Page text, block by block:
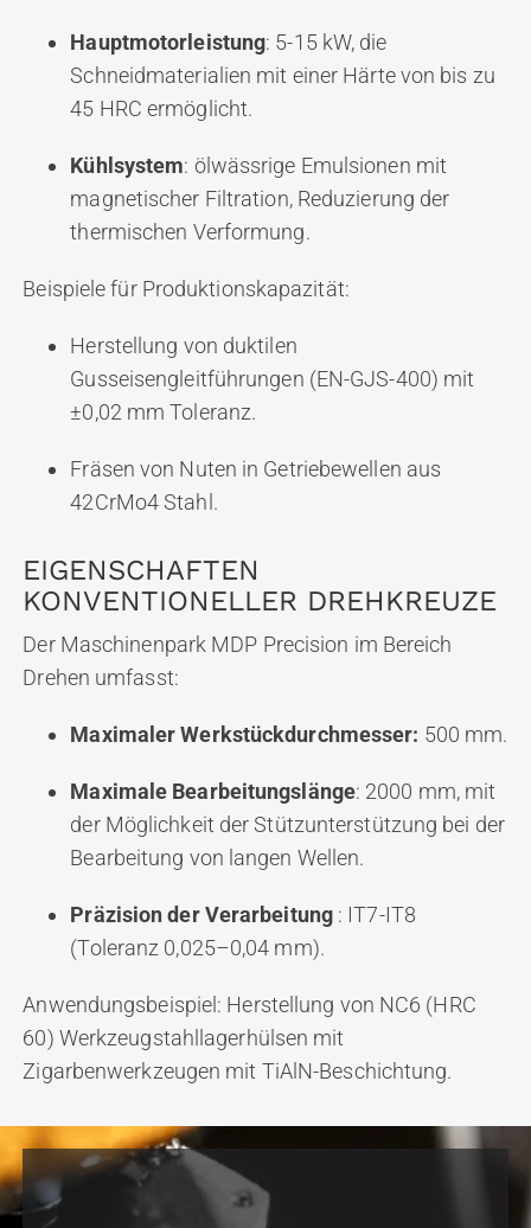
Hauptmotorleistung: 5-15 kW, die
Schneidmaterialien mit einer Härte von bis zu
45 HRC ermöglicht.
Kühlsystem: ölwässrige Emulsionen mit
magnetischer Filtration, Reduzierung der
thermischen Verformung.
Beispiele für Produktionskapazität:
Herstellung von duktilen
Gusseisengleitführungen (EN-GJS-400) mit
±0,02 mm Toleranz.
Fräsen von Nuten in Getriebewellen aus
42CrMo4 Stahl.
EIGENSCHAFTEN
KONVENTIONELLER DREHKREUZE
Der Maschinenpark MDP Precision im Bereich
Drehen umfasst:
Maximaler Werkstückdurchmesser: 500 mm.
Maximale Bearbeitungslänge: 2000 mm, mit
der Möglichkeit der Stützunterstützung bei der
Bearbeitung von langen Wellen.
Präzision der Verarbeitung: IT7-IT8
(Toleranz 0,025–0,04 mm).
Anwendungsbeispiel: Herstellung von NC6 (HRC
60) Werkzeugstahllagerhülsen mit
Zigarbenwerkzeugen mit TiAlN-Beschichtung.